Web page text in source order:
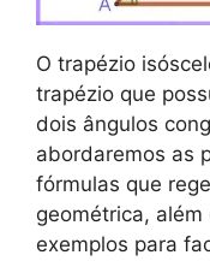
O trapézio
trapézio que
dois ângulos
abordaremos as
fórmulas que
geométrica,
exemplos para